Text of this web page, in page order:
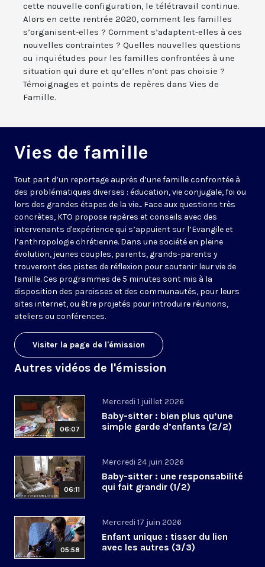
cette nouvelle configuration, le télétravail continue.
Alors en cette rentrée 2020, comment les familles
s’organisent-elles ? Comment s’adaptent-elles à ces
nouvelles contraintes ? Quelles nouvelles questions
ou inquiétudes pour les familles confrontées à une
situation qui dure et qu’elles n’ont pas choisie ?
Témoignages et points de repères dans Vies de
Famille.
Vies de famille
Tout part d’un reportage auprès d’une famille confrontée à
des problématiques diverses : éducation, vie conjugale, foi ou
lors des grandes étapes de la vie... Face aux questions très
concrètes, KTO propose repères et conseils avec des
intervenants d'expérience qui s’appuient sur l’Evangile et
l’anthropologie chrétienne. Dans une société en pleine
évolution, jeunes couples, parents, grands-parents y
trouveront des pistes de réflexion pour soutenir leur vie de
famille. Ces programmes de 5 minutes sont mis à la
disposition des paroisses et des communautés, pour leurs
sites internet, ou être projetés pour introduire réunions,
ateliers ou conférences.
Visiter la page de l'émission
Autres vidéos de l'émission
06:07
Mercredi 1 juillet 2026
Baby-sitter : bien plus qu’une
simple garde d’enfants (2/2)
06:11
Mercredi 24 juin 2026
Baby-sitter : une responsabilité
qui fait grandir (1/2)
05:58
Mercredi 17 juin 2026
Enfant unique : tisser du lien
avec les autres (3/3)